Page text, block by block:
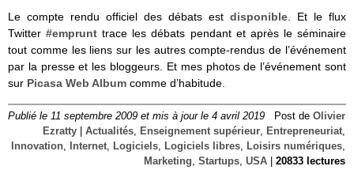
Le compte rendu officiel des débats est disponible. Et le flux
Twitter#emprunt trace les débats pendant et après le séminaire
tout comme les liens sur les autres compte-rendus de l’événement
par la presse et les bloggeurs. Et mes photos de l’événement sont
sur Picasa Web Album comme d’habitude.
Publié le 11 septembre 2009 et mis à jour le 4 avril 2019 Post de Olivier
Ezratty
Actualités, Enseignement supérieur, Entrepreneuriat,
Innovation, Internet, Logiciels, Logiciels libres, Loisirs numériques,
Marketing, Startups, USA 20833 lectures